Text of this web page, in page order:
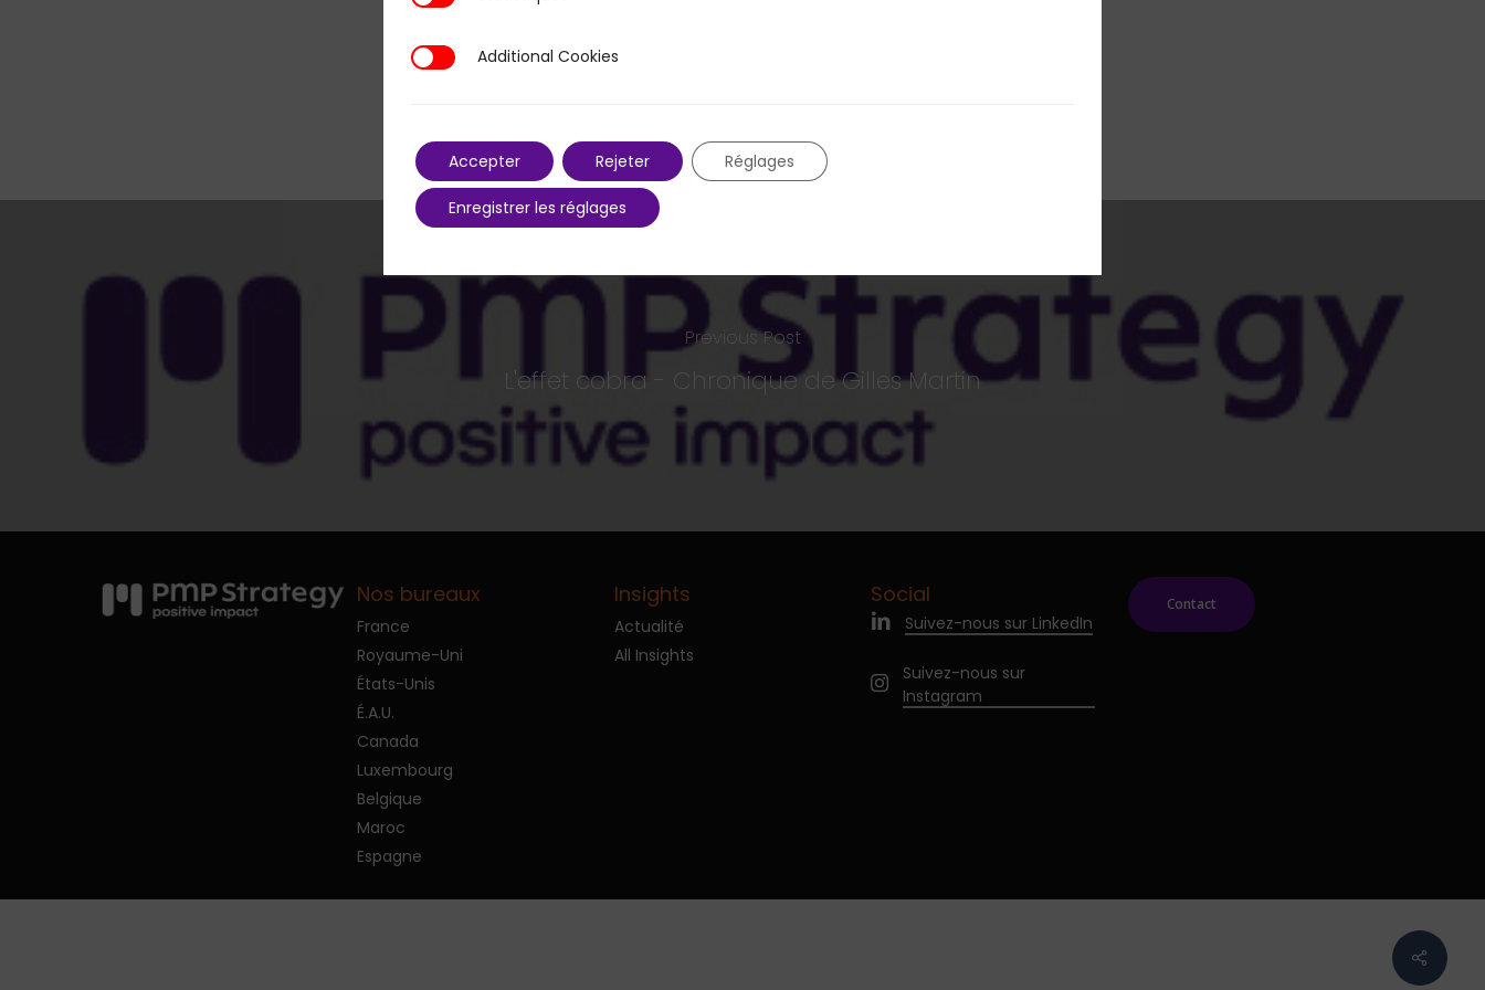
Previous Post
L'effet cobra - Chronique de Gilles Martin
Nos bureaux
France
Royaume-Uni
États-Unis
É.A.U.
Canada
Luxembourg
Belgique
Maroc
Espagne
Insights
Actualité
All Insights
Social
Suivez-nous sur LinkedIn
Suivez-nous sur
Instagram
Contact
Additional Cookies
Additional Cookies
Accepter Rejeter Réglages
Enregistrer les réglages